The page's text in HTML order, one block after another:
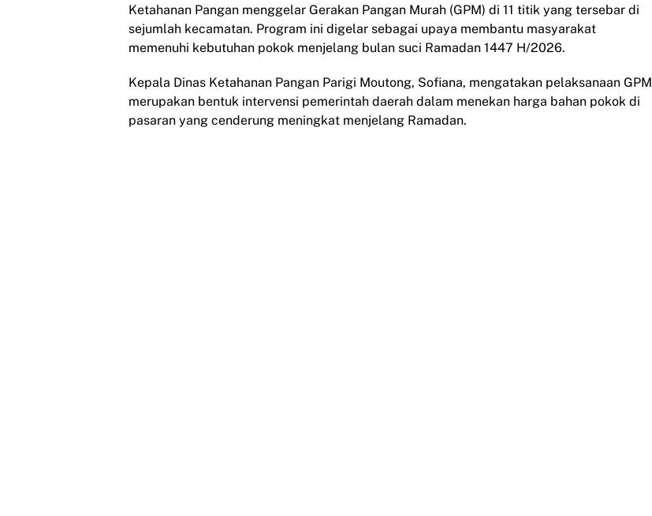
Ketahanan Pangan menggelar Gerakan Pangan Murah (GPM) di 11 titik yang tersebar di
sejumlah kecamatan. Program ini digelar sebagai upaya membantu masyarakat
memenuhi kebutuhan pokok menjelang bulan suci Ramadan 1447 H/2026.
Kepala Dinas Ketahanan Pangan Parigi Moutong, Sofiana, mengatakan pelaksanaan GPM
merupakan bentuk intervensi pemerintah daerah dalam menekan harga bahan pokok di
pasaran yang cenderung meningkat menjelang Ramadan.